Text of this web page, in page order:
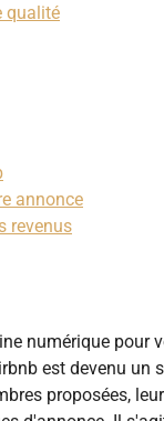
qualité
annonce
revenus
numérique pour
est devenu un
proposées,